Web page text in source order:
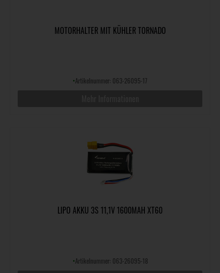
MOTORHALTER MIT KÜHLER TORNADO
•Artikelnummer: 063-26095-17
LIPO AKKU 3S 11,1V 1600MAH XT60
•Artikelnummer: 063-26095-18